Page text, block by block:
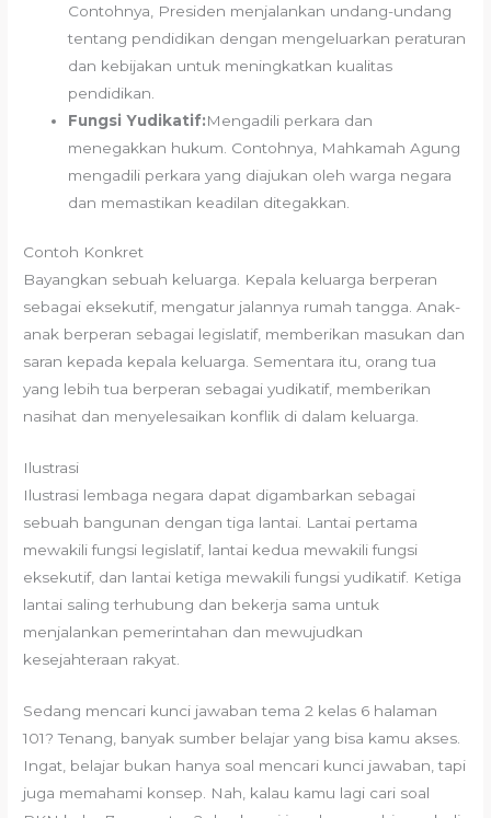
Contohnya, Presiden menjalankan undang-undang
tentang pendidikan dengan mengeluarkan peraturan
dan kebijakan untuk meningkatkan kualitas
pendidikan.
Fungsi Yudikatif:Mengadili perkara dan
menegakkan hukum. Contohnya, Mahkamah Agung
mengadili perkara yang diajukan oleh warga negara
dan memastikan keadilan ditegakkan.
Contoh Konkret
Bayangkan sebuah keluarga. Kepala keluarga berperan
sebagai eksekutif, mengatur jalannya rumah tangga. Anak-
anak berperan sebagai legislatif, memberikan masukan dan
saran kepada kepala keluarga. Sementara itu, orang tua
yang lebih tua berperan sebagai yudikatif, memberikan
nasihat dan menyelesaikan konflik di dalam keluarga.
Ilustrasi
Ilustrasi lembaga negara dapat digambarkan sebagai
sebuah bangunan dengan tiga lantai. Lantai pertama
mewakili fungsi legislatif, lantai kedua mewakili fungsi
eksekutif, dan lantai ketiga mewakili fungsi yudikatif. Ketiga
lantai saling terhubung dan bekerja sama untuk
menjalankan pemerintahan dan mewujudkan
kesejahteraan rakyat.
Sedang mencari kunci jawaban tema 2 kelas 6 halaman
101? Tenang, banyak sumber belajar yang bisa kamu akses.
Ingat, belajar bukan hanya soal mencari kunci jawaban, tapi
juga memahami konsep. Nah, kalau kamu lagi cari soal